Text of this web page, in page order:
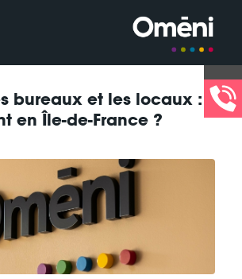
bureaux et les locaux :
en Île-de-France ?